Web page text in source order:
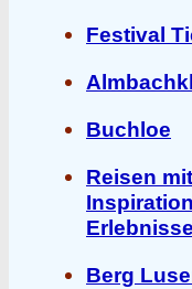
Festival
Buchloe
Reisen
Erlebnisse
Berg